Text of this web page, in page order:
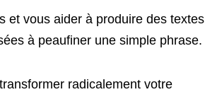
et vous aider à produire des textes
à peaufiner une simple phrase.
radicalement votre